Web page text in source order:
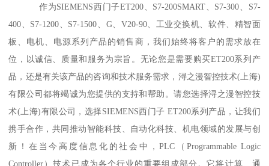
作为SIEMENS西门子ET200、S7-200SMART、S7-300、S7-
400、S7-1200、S7-1500、G、V20-90、工业交换机、软件、精智面
板、电机、电源系列产品的销售商，我们始终将客户的需求放在
位，以诚信、质量和服务为宗旨。无论您是需要购买ET200系列产
品，还是有关该产品的咨询和技术服务需求，浔之漫智控技术(上海)
有限公司都将竭诚为您提供的支持和帮助。请您选择浔之漫智控技
术(上海)有限公司，选择SIEMENS西门子 ET200系列产品，让我们
携手合作，共同推动智能科技、自动化科技、机电领域的发展与创
新！在当今高度信息化的社会中，PLC（Programmable Logic
Controller）技术已成为各个行业的重要组成部分。它将计算、通